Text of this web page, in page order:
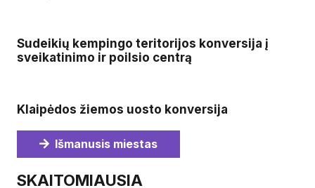
Sudeikių kempingo teritorijos konversija į
sveikatinimo ir poilsio centrą
Klaipėdos žiemos uosto konversija
Išmanusis miestas
SKAITOMIAUSIA